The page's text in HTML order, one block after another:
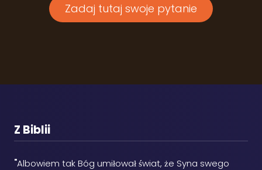
Zadaj tutaj swoje pytanie
Z Biblii
"Albowiem tak Bóg umiłował świat, że Syna swego